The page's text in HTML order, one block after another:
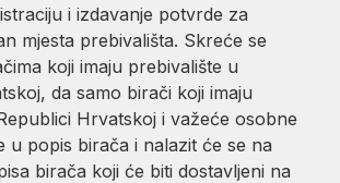
i izdavanje potvrde za
mjesta prebivališta. Skreće se
koji imaju prebivalište u
da samo birači koji imaju
Hrvatskoj i važeće osobne
u popis birača i nalazit će se na
birača koji će biti dostavljeni na